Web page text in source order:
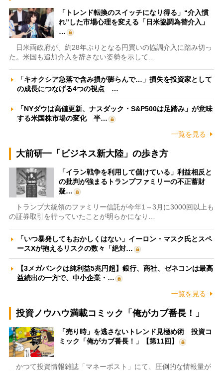
「トレンド転換のスイッチになり得る」“介入慣
れ”した市場心理を変える「日米協調為替介入」
…
日米両政府が、約28年ぶりとなる円買いの協調介入に踏み切っ
た。米国も追加介入を辞さない姿勢を示して…
「キオクシア急落で含み損が膨らんで…」損失を投資家として
の成長につなげる4つの視点 …
「NYダウは高値更新、ナスダック・S&P500は足踏み」が意味
する米国株市場の変化 半…
一覧を見る
大前研一「ビジネス新大陸」の歩き方
「イラン戦争を利用して儲けている」利益相反と
の批判が強まるトランプファミリーの不正蓄財
疑…
トランプ大統領のファミリー信託が今年1～3月に3000回以上も
の証券取引を行っていたことが明らかになり…
「いつ暴発してもおかしくはない」イーロン・マスク氏とスペ
ースXが抱えるリスクの数々「絶対…
【3メガバンクは純利益5兆円超】銀行、商社、ゼネコンは最高
益続出の一方で、中小企業・…
一覧を見る
投資ノウハウ満載コミック「俺がカブ番長！」
「売り時」を逃さないトレンド見極め術 投資コ
ミック「俺がカブ番長！」【第11回】
かつて投資情報雑誌「マネーポスト」にて、圧倒的な情報量が